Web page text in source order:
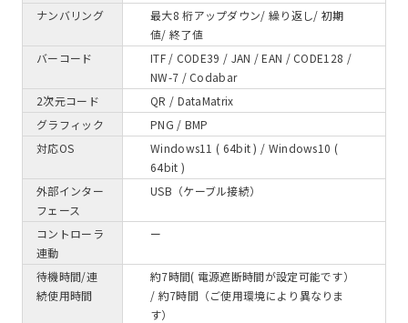
ナンバリング
最大8 桁アップダウン/ 繰り返し/ 初期
値/ 終了値
バーコード
ITF / CODE39 / JAN / EAN / CODE128 /
NW-7 / Codabar
2次元コード
QR / DataMatrix
グラフィック
PNG / BMP
対応OS
Windows11 ( 64bit ) / Windows10 (
64bit )
外部インター
フェース
USB（ケーブル接続）
コントローラ
連動
ー
待機時間/連
続使用時間
約7時間( 電源遮断時間が設定可能です）
/ 約7時間（ご使用環境により異なりま
す）